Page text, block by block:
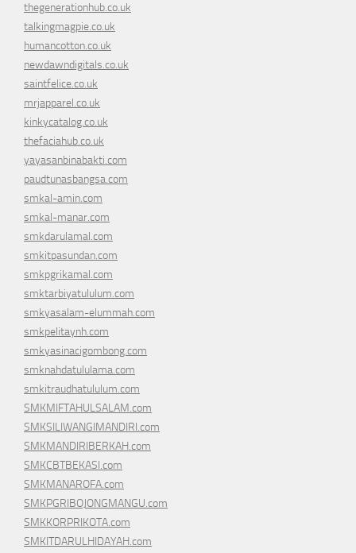
thegenerationhub.co.uk
talkingmagpie.co.uk
humancotton.co.uk
newdawndigitals.co.uk
saintfelice.co.uk
mrjapparel.co.uk
kinkycatalog.co.uk
thefaciahub.co.uk
yayasanbinabakti.com
paudtunasbangsa.com
smkal-amin.com
smkal-manar.com
smkdarulamal.com
smkitpasundan.com
smkpgrikamal.com
smktarbiyatululum.com
smkyasalam-elummah.com
smkpelitaynh.com
smkyasinacigombong.com
smknahdatululama.com
smkitraudhatululum.com
SMKMIFTAHULSALAM.com
SMKSILIWANGIMANDIRI.com
SMKMANDIRIBERKAH.com
SMKCBTBEKASI.com
SMKMANAROFA.com
SMKPGRIBOJONGMANGU.com
SMKKORPRIKOTA.com
SMKITDARULHIDAYAH.com